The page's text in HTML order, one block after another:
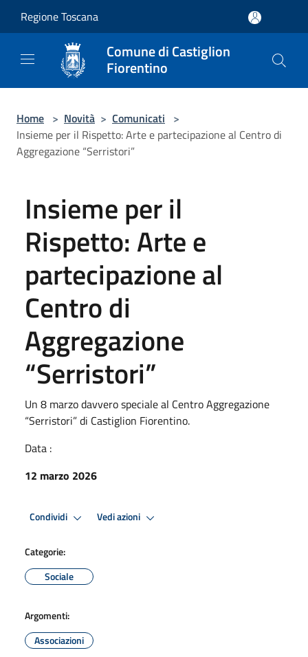
Regione Toscana
Comune di Castiglion
Fiorentino
Home > Novità > Comunicati >
Insieme per il Rispetto: Arte e partecipazione al Centro di
Aggregazione “Serristori”
Insieme per il
Rispetto: Arte e
partecipazione al
Centro di
Aggregazione
“Serristori”
Un 8 marzo davvero speciale al Centro Aggregazione
“Serristori” di Castiglion Fiorentino.
Data :
12 marzo 2026
Condividi Vedi azioni
Categorie:
Sociale
Argomenti:
Associazioni